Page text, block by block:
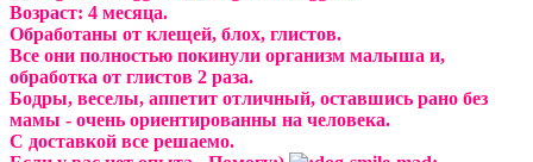
Возраст: 4 месяца.
Обработаны от клещей, блох, глистов.
Все они полностью покинули организм малыша и,
обработка от глистов 2 раза.
Бодры, веселы, аппетит отличный, оставшись рано без
мамы - очень ориентированны на человека.
С доставкой все решаемо.